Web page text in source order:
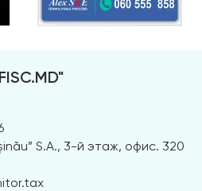
S.A., 3-й этаж, офис. 320